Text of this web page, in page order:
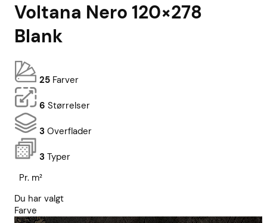
Voltana Nero 120×278
Blank
25 Farver
6 Størrelser
3 Overflader
3 Typer
Pr. m²
Du har valgt
Farve